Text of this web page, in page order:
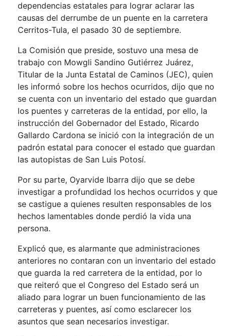
dependencias estatales para lograr aclarar las
causas del derrumbe de un puente en la carretera
Cerritos-Tula, el pasado 30 de septiembre.
La Comisión que preside, sostuvo una mesa de
trabajo con Mowgli Sandino Gutiérrez Juárez,
Titular de la Junta Estatal de Caminos (JEC), quien
les informó sobre los hechos ocurridos, dijo que no
se cuenta con un inventario del estado que guardan
los puentes y carreteras de la entidad, por ello, la
instrucción del Gobernador del Estado, Ricardo
Gallardo Cardona se inició con la integración de un
padrón estatal para conocer el estado que guardan
las autopistas de San Luis Potosí.
Por su parte, Oyarvide Ibarra dijo que se debe
investigar a profundidad los hechos ocurridos y que
se castigue a quienes resulten responsables de los
hechos lamentables donde perdió la vida una
persona.
Explicó que, es alarmante que administraciones
anteriores no contaran con un inventario del estado
que guarda la red carretera de la entidad, por lo
que reiteró que el Congreso del Estado será un
aliado para lograr un buen funcionamiento de las
carreteras y puentes, así como esclarecer los
asuntos que sean necesarios investigar.